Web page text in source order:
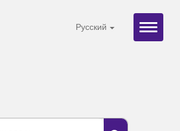
Русский